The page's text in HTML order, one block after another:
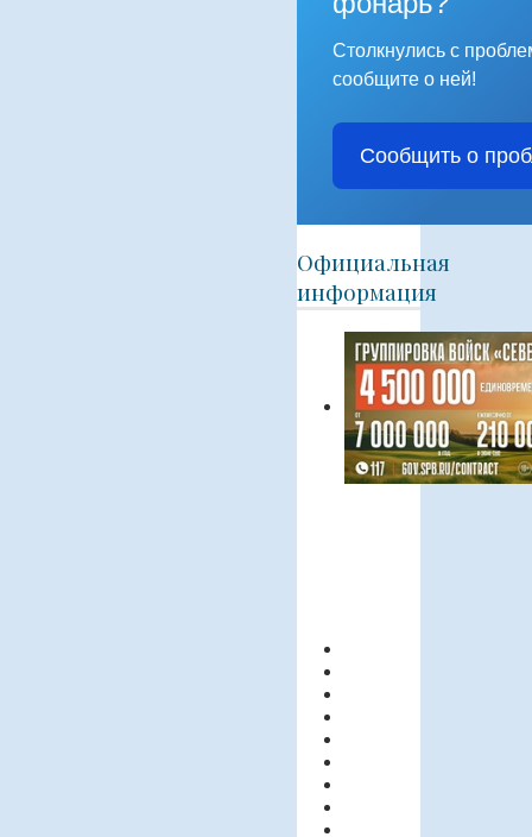
Столкнулись с
сообщите о ней!
Сообщить о
Официальная
информация